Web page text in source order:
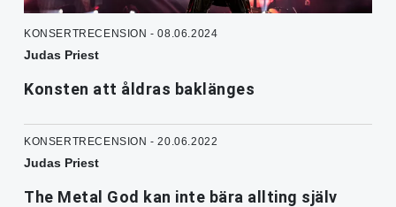
KONSERTRECENSION - 08.06.2024
Judas Priest
Konsten att åldras baklänges
KONSERTRECENSION - 20.06.2022
Judas Priest
The Metal God kan inte bära allting själv